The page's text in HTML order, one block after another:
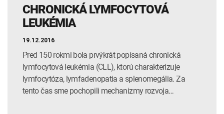
CHRONICKÁ LYMFOCYTOVÁ
LEUKÉMIA
19.12.2016
Pred 150 rokmi bola prvýkrát popísaná chronická
lymfocytová leukémia (CLL), ktorú charakterizuje
lymfocytóza, lymfadenopatia a splenomegália. Za
tento čas sme pochopili mechanizmy rozvoja…